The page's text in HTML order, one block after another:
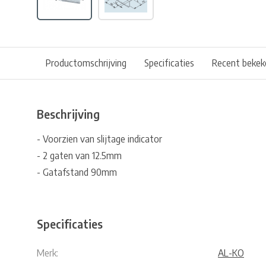
Productomschrijving Specificaties Recent
Beschrijving
- Voorzien van slijtage indicator
- 2 gaten van 12.5mm
- Gatafstand 90mm
Specificaties
Merk: AL-KO